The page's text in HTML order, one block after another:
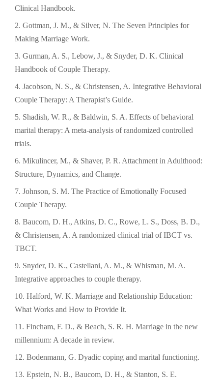
Clinical Handbook.
Gottman, J. M., & Silver, N. The Seven Principles for
Making Marriage Work.
Gurman, A. S., Lebow, J., & Snyder, D. K. Clinical
Handbook of Couple Therapy.
Jacobson, N. S., & Christensen, A. Integrative Behavioral
Couple Therapy: A Therapist’s Guide.
Shadish, W. R., & Baldwin, S. A. Effects of behavioral
marital therapy: A meta-analysis of randomized controlled
trials.
Mikulincer, M., & Shaver, P. R. Attachment in Adulthood:
Structure, Dynamics, and Change.
Johnson, S. M. The Practice of Emotionally Focused
Couple Therapy.
Baucom, D. H., Atkins, D. C., Rowe, L. S., Doss, B. D.,
& Christensen, A. A randomized clinical trial of IBCT vs.
TBCT.
Snyder, D. K., Castellani, A. M., & Whisman, M. A.
Integrative approaches to couple therapy.
Halford, W. K. Marriage and Relationship Education:
What Works and How to Provide It.
Fincham, F. D., & Beach, S. R. H. Marriage in the new
millennium: A decade in review.
Bodenmann, G. Dyadic coping and marital functioning.
Epstein, N. B., Baucom, D. H., & Stanton, S. E.